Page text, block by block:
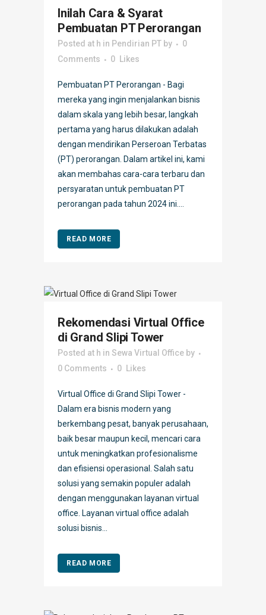
Inilah Cara & Syarat
Pembuatan PT Perorangan
Posted at h in Pendirian PT by
0
Comments
0 Likes
Pembuatan PT Perorangan - Bagi
mereka yang ingin menjalankan bisnis
dalam skala yang lebih besar, langkah
pertama yang harus dilakukan adalah
dengan mendirikan Perseroan Terbatas
(PT) perorangan. Dalam artikel ini, kami
akan membahas cara-cara terbaru dan
persyaratan untuk pembuatan PT
perorangan pada tahun 2024 ini....
READ MORE
Rekomendasi Virtual Office
di Grand Slipi Tower
Posted at h in Sewa Virtual Office by
0 Comments
0 Likes
Virtual Office di Grand Slipi Tower -
Dalam era bisnis modern yang
berkembang pesat, banyak perusahaan,
baik besar maupun kecil, mencari cara
untuk meningkatkan profesionalisme
dan efisiensi operasional. Salah satu
solusi yang semakin populer adalah
dengan menggunakan layanan virtual
office. Layanan virtual office adalah
solusi bisnis...
READ MORE